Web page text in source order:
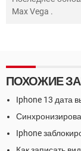
Max Vega .
ПОХОЖИЕ
Iphone 13 дата
Iphone